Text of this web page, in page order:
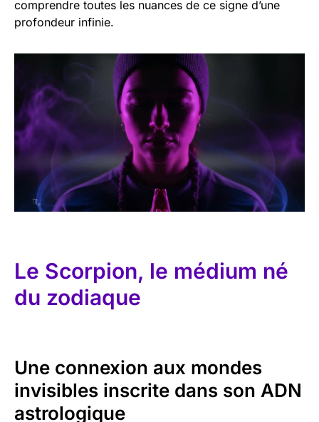
comprendre toutes les nuances de ce signe d’une
profondeur infinie.
Le Scorpion, le médium né
du zodiaque
Une connexion aux mondes
invisibles inscrite dans son ADN
astrologique